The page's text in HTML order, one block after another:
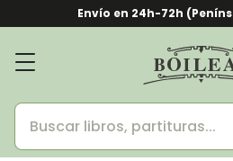
Envío en 24h-72h